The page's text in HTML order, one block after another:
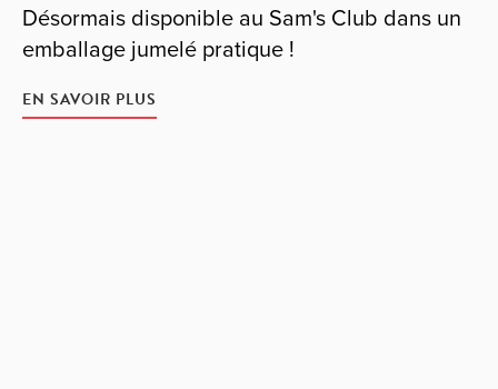
Désormais disponible au Sam's Club dans un
emballage jumelé pratique !
EN SAVOIR PLUS